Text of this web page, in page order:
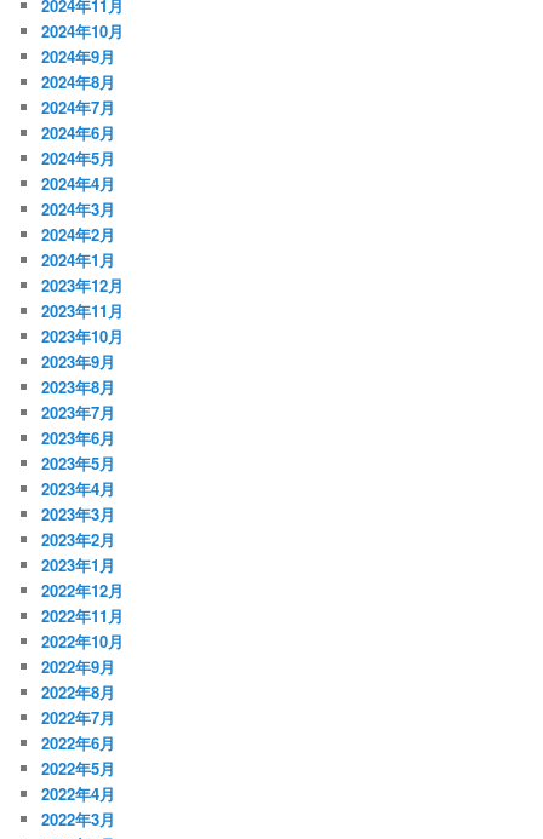
2024年11月
2024年10月
2024年9月
2024年8月
2024年7月
2024年6月
2024年5月
2024年4月
2024年3月
2024年2月
2024年1月
2023年12月
2023年11月
2023年10月
2023年9月
2023年8月
2023年7月
2023年6月
2023年5月
2023年4月
2023年3月
2023年2月
2023年1月
2022年12月
2022年11月
2022年10月
2022年9月
2022年8月
2022年7月
2022年6月
2022年5月
2022年4月
2022年3月